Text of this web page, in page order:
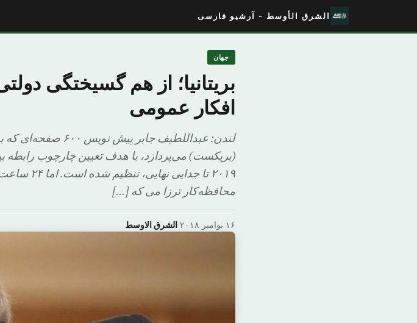
الشرق الأوسط - آرشیو فارسی
جهان
بریتانیا؛ از هم گسیختگی
افکار عمومی
لندن: عبداللطیف
۲۰۱۹ تا
محافظه‌کار ترزا می که […]
الشرق الاوسط· ۱۶ نوامبر ۲۰۱۸